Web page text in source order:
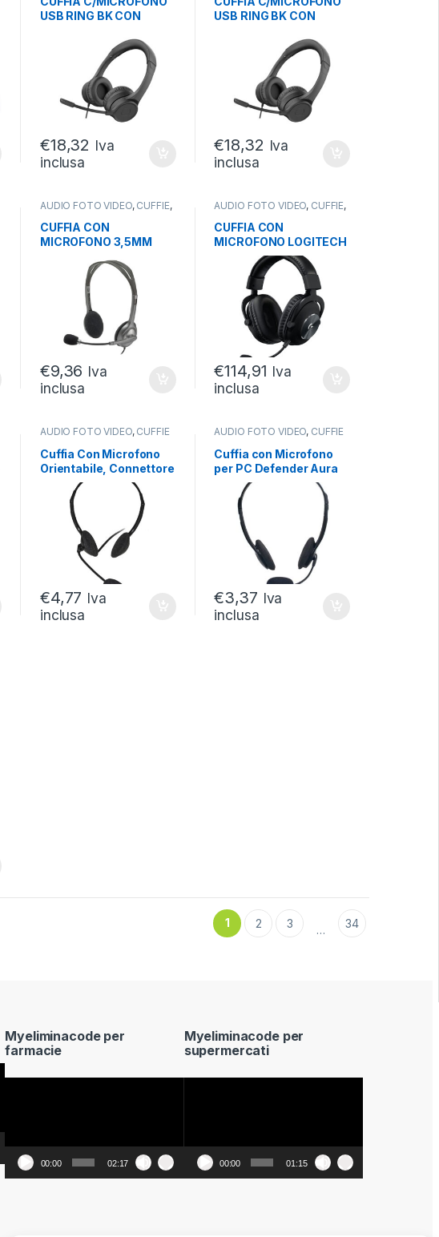
USB RING BK CON
€18,32 Iva
inclusa
USB RING BK CON
€18,32 Iva
inclusa
AUDIO FOTO VIDEO, CUFFIE,
CUFFIA CON
MICROFONO 3,5MM
€9,36 Iva
inclusa
AUDIO FOTO VIDEO, CUFFIE,
CUFFIA CON
MICROFONO LOGITECH
€114,91 Iva
inclusa
AUDIO FOTO VIDEO, CUFFIE
Cuffia Con Microfono
Orientabile, Connettore
Usb E Controllo Volume
€4,77 Iva
inclusa
AUDIO FOTO VIDEO, CUFFIE
Cuffia con Microfono
per PC Defender Aura
102 nero, cavo 1,8 m
€3,37 Iva
inclusa
1 2 3 … 34
Myeliminacode per
farmacie
00:00 02:17
Myeliminacode per
supermercati
00:00 01:15